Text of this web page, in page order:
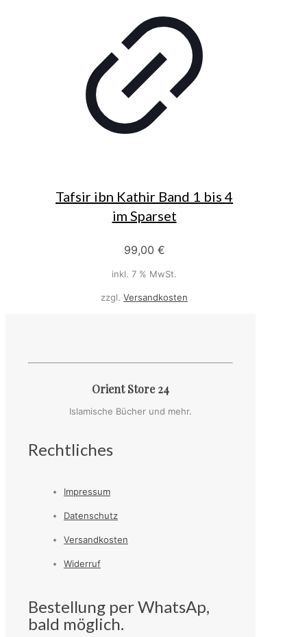
Tafsir ibn Kathir Band 1 bis 4
im Sparset
99,00 €
inkl. 7 % MwSt.
zzgl. Versandkosten
Orient Store 24
Islamische Bücher und mehr.
Rechtliches
Impressum
Datenschutz
Versandkosten
Widerruf
Bestellung per WhatsAp,
bald möglich.